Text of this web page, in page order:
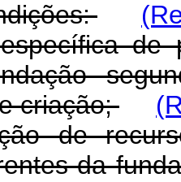
de
criação;
de
da